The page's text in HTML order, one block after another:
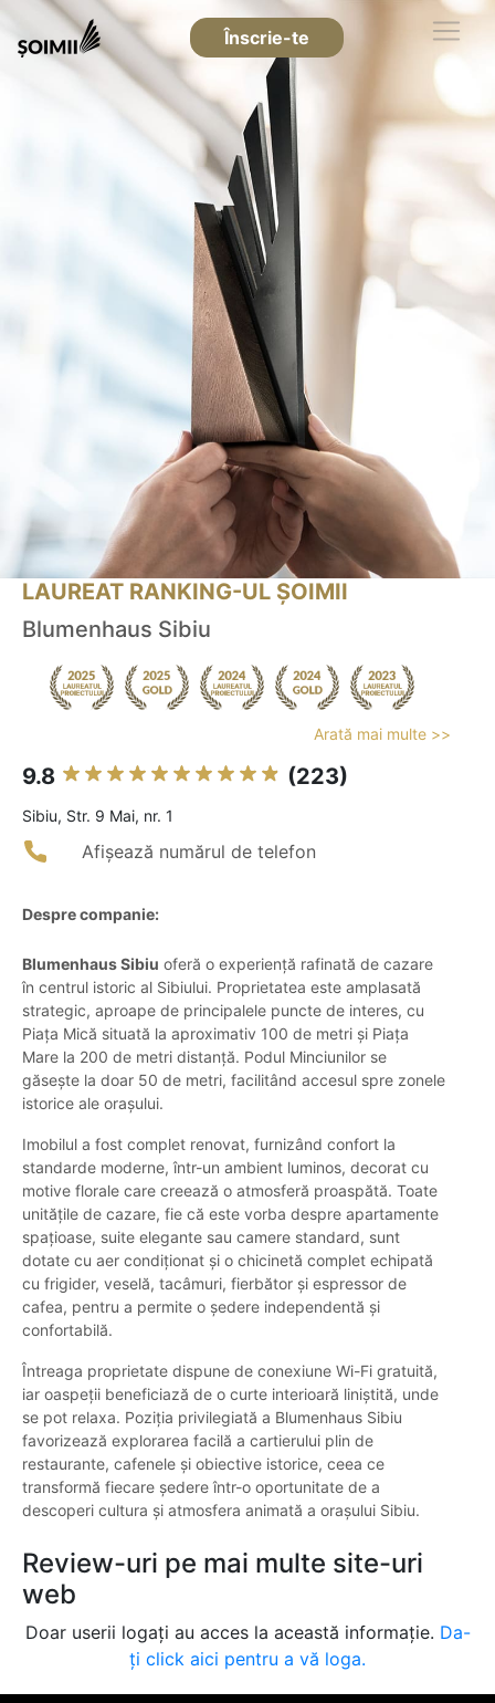
Înscrie-te
LAUREAT RANKING-UL ȘOIMII
Blumenhaus Sibiu
Arată mai multe >>
9.8 (223)
Sibiu, Str. 9 Mai, nr. 1
Afișează numărul de telefon
Despre companie:
Blumenhaus Sibiu oferă o experiență rafinată de cazare
în centrul istoric al Sibiului. Proprietatea este amplasată
strategic, aproape de principalele puncte de interes, cu
Piața Mică situată la aproximativ 100 de metri și Piața
Mare la 200 de metri distanță. Podul Minciunilor se
găsește la doar 50 de metri, facilitând accesul spre zonele
istorice ale orașului.
Imobilul a fost complet renovat, furnizând confort la
standarde moderne, într-un ambient luminos, decorat cu
motive florale care creează o atmosferă proaspătă. Toate
unitățile de cazare, fie că este vorba despre apartamente
spațioase, suite elegante sau camere standard, sunt
dotate cu aer condiționat și o chicinetă complet echipată
cu frigider, veselă, tacâmuri, fierbător și espressor de
cafea, pentru a permite o ședere independentă și
confortabilă.
Întreaga proprietate dispune de conexiune Wi-Fi gratuită,
iar oaspeții beneficiază de o curte interioară liniștită, unde
se pot relaxa. Poziția privilegiată a Blumenhaus Sibiu
favorizează explorarea facilă a cartierului plin de
restaurante, cafenele și obiective istorice, ceea ce
transformă fiecare ședere într-o oportunitate de a
descoperi cultura și atmosfera animată a orașului Sibiu.
Review-uri pe mai multe site-uri
web
Doar userii logați au acces la această informație. Da-
ți click aici pentru a vă loga.